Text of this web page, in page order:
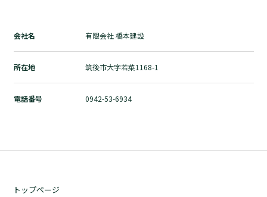
トップページ
加盟店検索
自然素材の家づくりとは？
会社名 有限会社 橋本建設
所在地 筑後市大字若菜1168-1
電話番号 0942-53-6934
トップページ